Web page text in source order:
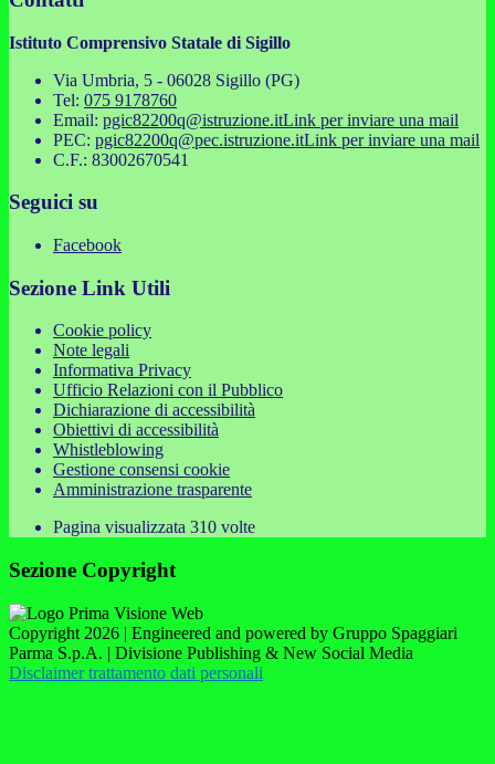
Istituto Comprensivo Statale di Sigillo
Via Umbria, 5 - 06028 Sigillo (PG)
Tel: 075 9178760
Email: pgic82200q@istruzione.itLink per inviare una mail
PEC: pgic82200q@pec.istruzione.itLink per inviare una mail
C.F.: 83002670541
Seguici su
Facebook
Sezione Link Utili
Cookie policy
Note legali
Informativa Privacy
Ufficio Relazioni con il Pubblico
Dichiarazione di accessibilità
Obiettivi di accessibilità
Whistleblowing
Gestione consensi cookie
Amministrazione trasparente
Pagina visualizzata 310 volte
Sezione Copyright
Copyright 2026 | Engineered and powered by Gruppo Spaggiari
Parma S.p.A. | Divisione Publishing & New Social Media
Disclaimer trattamento dati personali